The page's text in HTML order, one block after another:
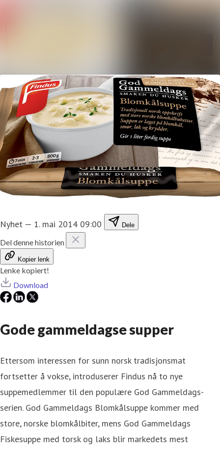
Nyhet — 1. mai 2014 09:00 Dele
Del denne historien
Kopier lenk
Lenke kopiert!
Download
Gode gammeldagse supper
Ettersom interessen for sunn norsk tradisjonsmat
fortsetter å vokse, introduserer Findus nå to nye
suppemedlemmer til den populære God Gammeldags-
serien. God Gammeldags Blomkålsuppe kommer med
store, norske blomkålbiter, mens God Gammeldags
Fiskesuppe med torsk og laks blir markedets mest